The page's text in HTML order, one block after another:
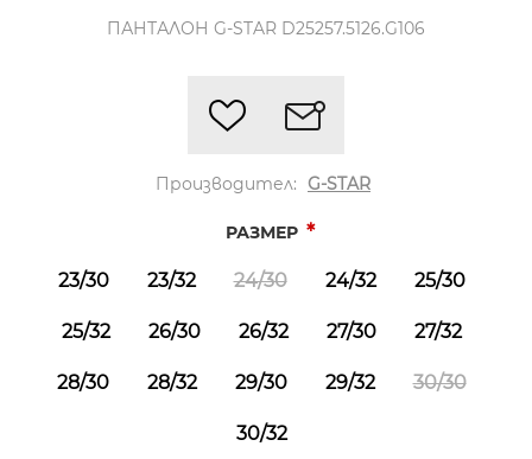
ПАНТАЛОН G-STAR D25257.5126.G106
Производител: G-STAR
РАЗМЕР *
23/30 23/32 24/30 24/32 25/30
25/32 26/30 26/32 27/30 27/32
28/30 28/32 29/30 29/32 30/30
30/32